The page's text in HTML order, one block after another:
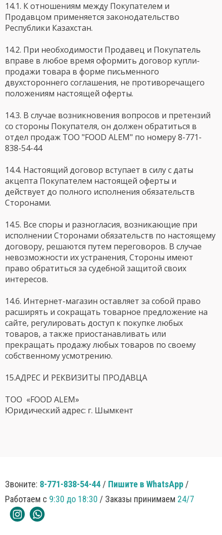
14.1. К отношениям между Покупателем и
Продавцом применяется законодательство
Республики Казахстан.
14.2. При необходимости Продавец и Покупатель
вправе в любое время оформить договор купли-
продажи товара в форме письменного
двухстороннего соглашения, не противоречащего
положениям настоящей оферты.
14.3. В случае возникновения вопросов и претензий
со стороны Покупателя, он должен обратиться в
отдел продаж ТОО "FOOD ALEM" по номеру 8-771-
838-54-44
14.4. Настоящий договор вступает в силу с даты
акцепта Покупателем настоящей оферты и
действует до полного исполнения обязательств
Сторонами.
14.5. Все споры и разногласия, возникающие при
исполнении Сторонами обязательств по настоящему
договору, решаются путем переговоров. В случае
невозможности их устранения, Стороны имеют
право обратиться за судебной защитой своих
интересов.
14.6. Интернет-магазин оставляет за собой право
расширять и сокращать товарное предложение на
сайте, регулировать доступ к покупке любых
товаров, а также приостанавливать или
прекращать продажу любых товаров по своему
собственному усмотрению.
15.АДРЕС И РЕКВИЗИТЫ ПРОДАВЦА
ТОО «FOOD ALEM»
Юридический адрес: г. Шымкент
Звоните: 8-771-838-54-44 / Пишите в WhatsApp /
Работаем с 9:30 до 18:30 / Заказы принимаем 24/7